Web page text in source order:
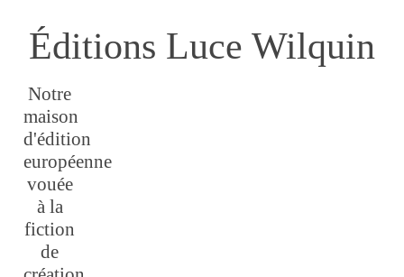
Éditions Luce Wilquin
Notre
maison
d'édition
européenne
vouée
à la
fiction
de